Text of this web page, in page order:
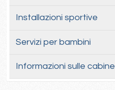
Installazioni sportive
Servizi per bambini
Informazioni sulle cabine